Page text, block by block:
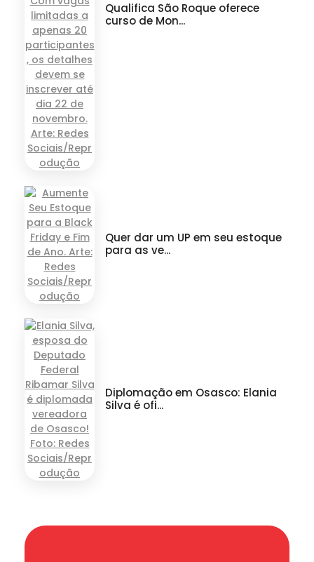
Qualifica São Roque oferece
curso de Mon...
Quer dar um UP em seu estoque
para as ve...
Diplomação em Osasco: Elania
Silva é ofi...